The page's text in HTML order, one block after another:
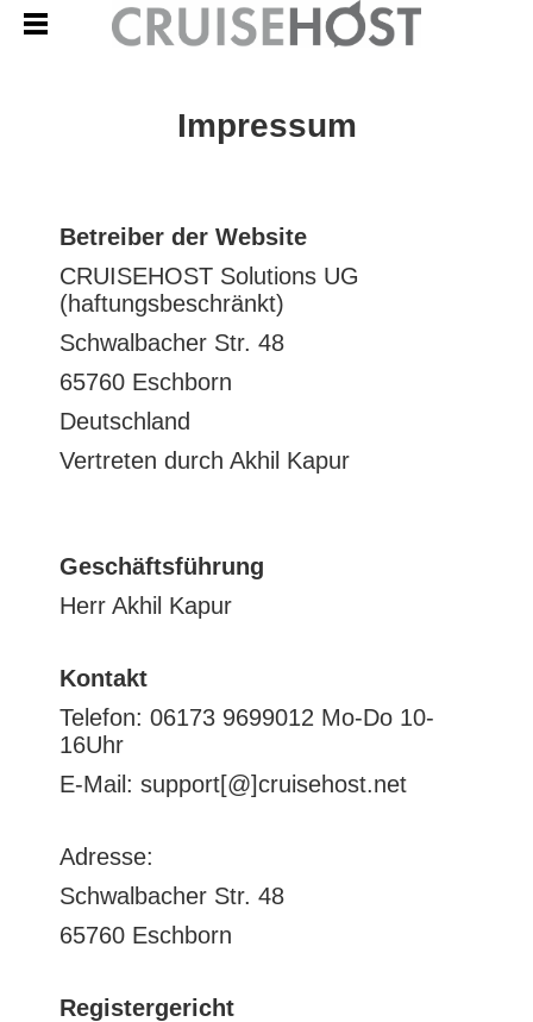
Impressum
Betreiber der Website
CRUISEHOST Solutions UG
(haftungsbeschränkt)
Schwalbacher Str. 48
65760 Eschborn
Deutschland
Vertreten durch Akhil Kapur
Geschäftsführung
Herr Akhil Kapur
Kontakt
Telefon: 06173 9699012 Mo-Do 10-
16Uhr
E-Mail: support[@]cruisehost.net
Adresse:
Schwalbacher Str. 48
65760 Eschborn
Registergericht